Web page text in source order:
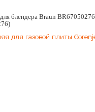
блендера Braun BR67050276